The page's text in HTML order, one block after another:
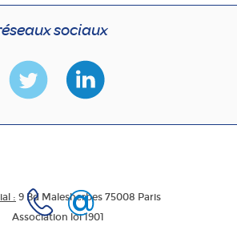
sociaux
: 9 Bd Malesherbes 75008 Paris
Association loi 1901